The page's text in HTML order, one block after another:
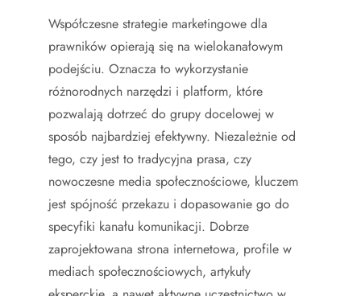
Współczesne strategie marketingowe dla
prawników opierają się na wielokanałowym
podejściu. Oznacza to wykorzystanie
różnorodnych narzędzi i platform, które
pozwalają dotrzeć do grupy docelowej w
sposób najbardziej efektywny. Niezależnie od
tego, czy jest to tradycyjna prasa, czy
nowoczesne media społecznościowe, kluczem
jest spójność przekazu i dopasowanie go do
specyfiki kanału komunikacji. Dobrze
zaprojektowana strona internetowa, profile w
mediach społecznościowych, artykuły